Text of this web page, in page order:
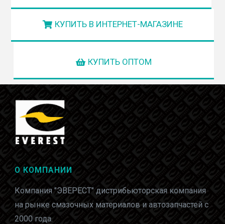
КУПИТЬ В ИНТЕРНЕТ-МАГАЗИНЕ
КУПИТЬ ОПТОМ
О КОМПАНИИ
Компания "ЭВЕРЕСТ" дистрибьюторская компания
на рынке смазочных материалов и автозапчастей с
2000 года.